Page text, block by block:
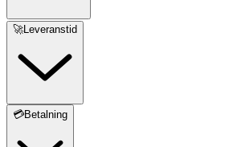
🚀Leveranstid
💳Betalning